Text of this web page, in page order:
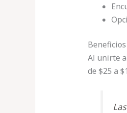
Al unirte
de $25 a